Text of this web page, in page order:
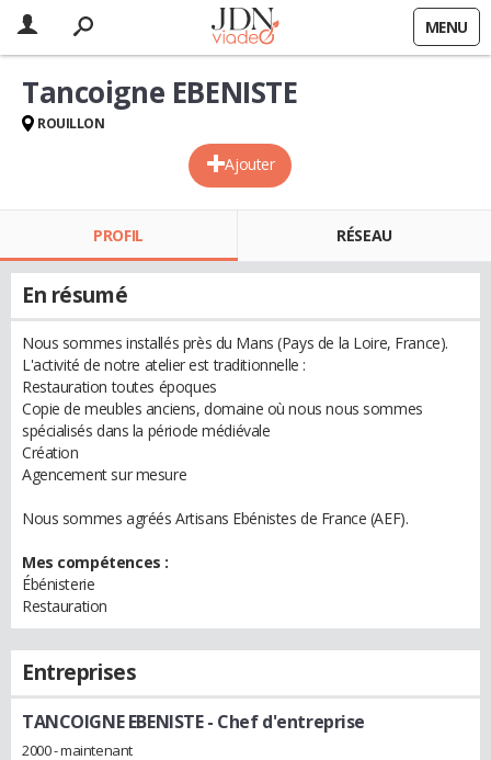
MENU
Ajouter
Tancoigne EBENISTE
ROUILLON
PROFIL RÉSEAU
En résumé
Nous sommes installés près du Mans (Pays de la Loire, France).
L'activité de notre atelier est traditionnelle :
Restauration toutes époques
Copie de meubles anciens, domaine où nous nous sommes
spécialisés dans la période médiévale
Création
Agencement sur mesure
Nous sommes agréés Artisans Ebénistes de France (AEF).
Mes compétences :
Ébénisterie
Restauration
Entreprises
TANCOIGNE EBENISTE- Chef d'entreprise
2000 - maintenant